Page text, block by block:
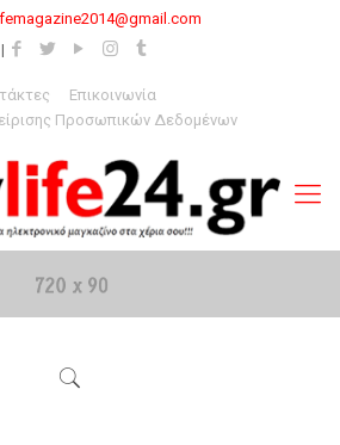
Επικοινωνία
Προσωπικών Δεδομένων